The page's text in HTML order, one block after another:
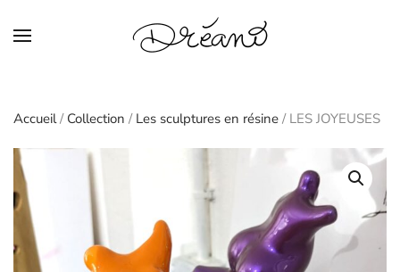
Skip to main content
Accueil/ Collection / Les sculptures en résine / LES JOYEUSES